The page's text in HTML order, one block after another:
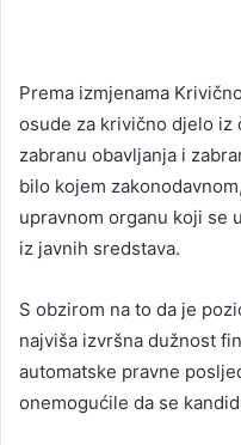
Prema izmjenama
osude za krivično djelo iz
zabranu obavljanja i
bilo kojem
upravnom organu koji se
iz javnih sredstava.
S obzirom na to da je
najviša izvršna dužnost
automatske pravne
onemogućile da se